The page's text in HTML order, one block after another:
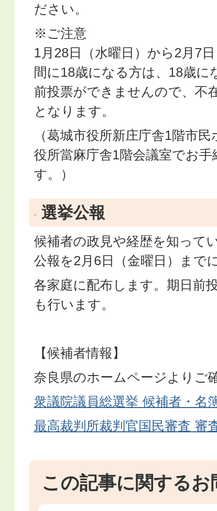
ださい。
※ご注意
1月28日（水曜日）から2月7
間に18歳になる方は、18歳に
前投票ができませんので、不
となります。
（葛城市役所新庄庁舎1階市
役所當麻庁舎1階会議室でお
す。）
選挙公報
候補者の政見や経歴を知って
公報を2月6日（金曜日）まで
各家庭に配布します。期日前
も行います。
【候補者情報】
奈良県のホームページよりご
衆議院議員総選挙 候補者・名
最高裁判所裁判官国民審査 審
この記事に関するお